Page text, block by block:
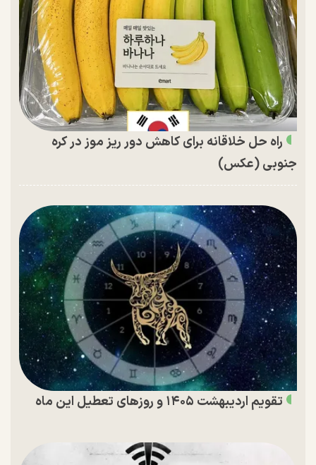
راه حل خلاقانه برای کاهش دور ریز موز در کره
جنوبی (عکس)
تقویم اردیبهشت ۱۴۰۵ و روز‌های تعطیل این ماه